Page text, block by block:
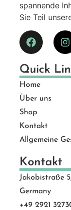
spannende
Sie Teil
Quick
Home
Über uns
Shop
Kontakt
Allgemeine
Kontakt
Jakobistraße
Germany
+49 2921